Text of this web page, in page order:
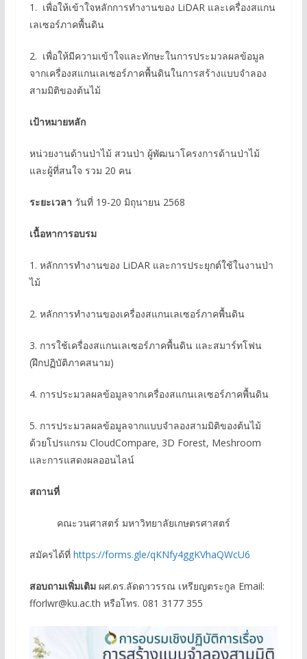
1. เพื่อให้เข้าใจหลักการทำงานของ LiDAR และเครื่องสแกน
เลเซอร์ภาคพื้นดิน
2. เพื่อให้มีความเข้าใจและทักษะในการประมวลผลข้อมูล
จากเครื่องสแกนเลเซอร์ภาคพื้นดินในการสร้างแบบจำลอง
สามมิติของต้นไม้
เป้าหมายหลัก
หน่วยงานด้านป่าไม้ สวนป่า ผู้พัฒนาโครงการด้านป่าไม้
และผู้ที่สนใจ รวม 20 คน
ระยะเวลา วันที่ 19-20 มิถุนายน 2568
เนื้อหาการอบรม
1. หลักการทำงานของ LiDAR และการประยุกต์ใช้ในงานป่า
ไม้
2. หลักการทำงานของเครื่องสแกนเลเซอร์ภาคพื้นดิน
3. การใช้เครื่องสแกนเลเซอร์ภาคพื้นดิน และสมาร์ทโฟน
(ฝึกปฏิบัติภาคสนาม)
4. การประมวลผลข้อมูลจากเครื่องสแกนเลเซอร์ภาคพื้นดิน
5. การประมวลผลข้อมูลจากแบบจำลองสามมิติของต้นไม้
ด้วยโปรแกรม CloudCompare, 3D Forest, Meshroom
และการแสดงผลออนไลน์
สถานที่
คณะวนศาสตร์ มหาวิทยาลัยเกษตรศาสตร์
สมัครได้ที่ https://forms.gle/qKNfy4ggKVhaQWcU6
สอบถามเพิ่มเติมผศ.ดร.ลัดดาวรรณ เหรียญตระกูล Email:
fforlwr@ku.ac.th หรือโทร. 081 3177 355